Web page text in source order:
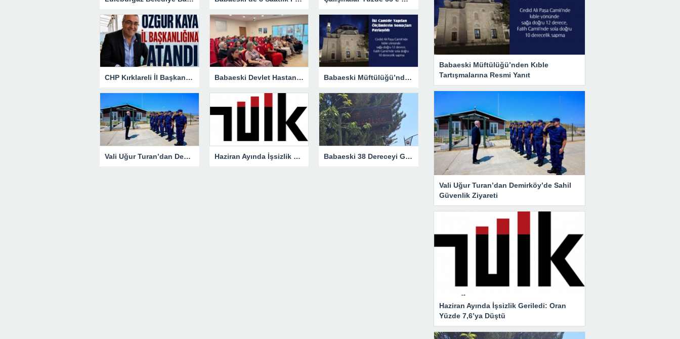
CHP Kırklareli İl Başkanlığına Özgür Kaya Atandı Babaeski Devlet Hastanesi Personeli Bebek Dostu Sempozyumunda Babaeski Müftülüğü’nden Kıble Tartışmalarına Resmi Yanıt
Vali Uğur Turan’dan Demirköy’de Sahil Güvenlik Ziyareti Haziran Ayında İşsizlik Geriledi: Oran Yüzde 7,6’ya Düştü Babaeski 38 Dereceyi Gördü! Kavurucu Sıcaklar Etkisini Artırıyor
Babaeski Müftülüğü’nden Kıble
Tartışmalarına Resmi Yanıt
Vali Uğur Turan’dan Demirköy’de Sahil
Güvenlik Ziyareti
Haziran Ayında İşsizlik Geriledi: Oran
Yüzde 7,6’ya Düştü